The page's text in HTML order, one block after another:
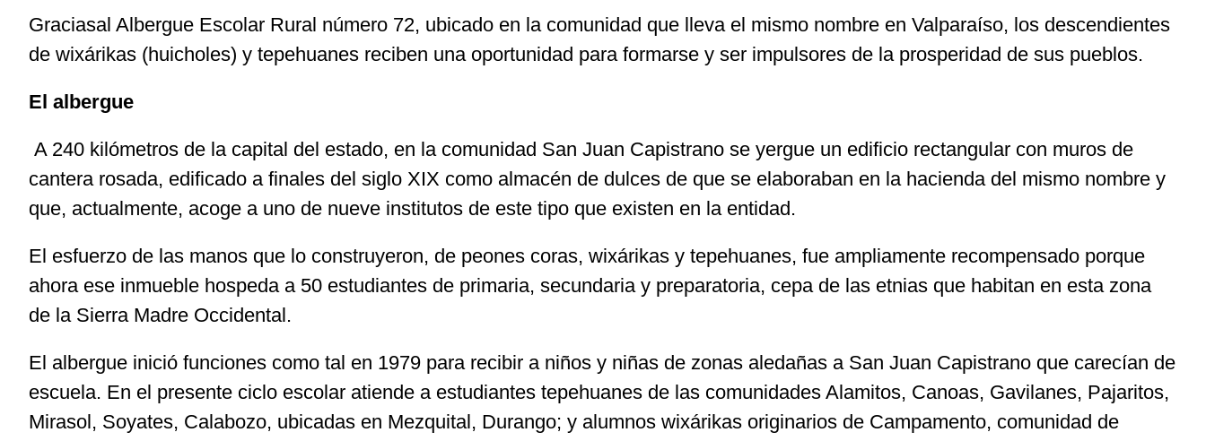
Graciasal Albergue Escolar Rural número 72, ubicado en la comunidad que lleva el mismo nombre en Valparaíso, los descendientes
de wixárikas (huicholes) y tepehuanes reciben una oportunidad para formarse y ser impulsores de la prosperidad de sus pueblos.
El albergue
A 240 kilómetros de la capital del estado, en la comunidad San Juan Capistrano se yergue un edificio rectangular con muros de
cantera rosada, edificado a finales del siglo XIX como almacén de dulces de que se elaboraban en la hacienda del mismo nombre y
que, actualmente, acoge a uno de nueve institutos de este tipo que existen en la entidad.
El esfuerzo de las manos que lo construyeron, de peones coras, wixárikas y tepehuanes, fue ampliamente recompensado porque
ahora ese inmueble hospeda a 50 estudiantes de primaria, secundaria y preparatoria, cepa de las etnias que habitan en esta zona
de la Sierra Madre Occidental.
El albergue inició funciones como tal en 1979 para recibir a niños y niñas de zonas aledañas a San Juan Capistrano que carecían de
escuela. En el presente ciclo escolar atiende a estudiantes tepehuanes de las comunidades Alamitos, Canoas, Gavilanes, Pajaritos,
Mirasol, Soyates, Calabozo, ubicadas en Mezquital, Durango; y alumnos wixárikas originarios de Campamento, comunidad de